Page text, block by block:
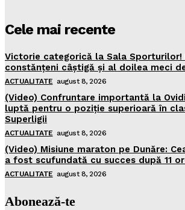
Cele mai recente
Victorie categorică la Sala Sporturilor!
constănțeni câștigă și al doilea meci
ACTUALITATE august 8, 2026
(Video) Confruntare importantă la
luptă pentru o poziție superioară în
Superligii
ACTUALITATE august 8, 2026
(Video) Misiune maraton pe Dunăre:
a fost scufundată cu succes după 11
ACTUALITATE august 8, 2026
Abonează-te